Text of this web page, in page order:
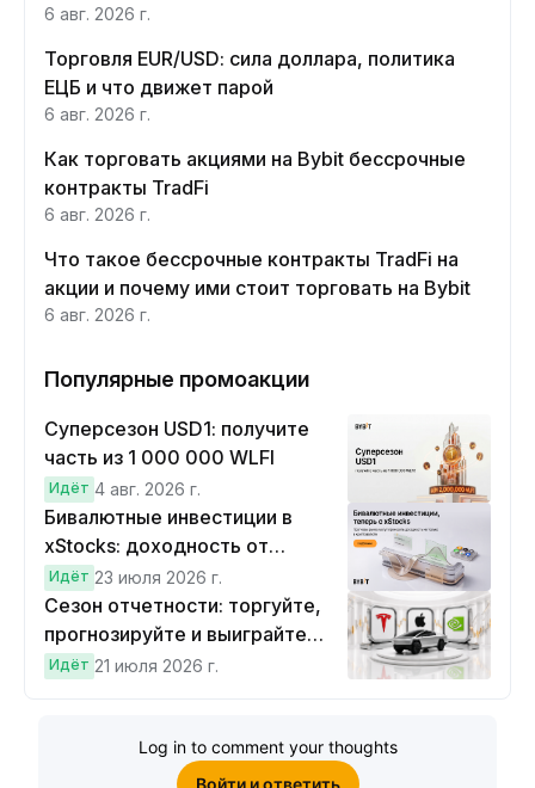
6 авг. 2026 г.
Торговля EUR/USD: сила доллара, политика
ЕЦБ и что движет парой
6 авг. 2026 г.
Как торговать акциями на Bybit бессрочные
контракты TradFi
6 авг. 2026 г.
Что такое бессрочные контракты TradFi на
акции и почему ими стоит торговать на Bybit
6 авг. 2026 г.
Популярные промоакции
Суперсезон USD1: получите
часть из 1 000 000 WLFI
Идёт 4 авг. 2026 г.
Бивалютные инвестиции в
xStocks: доходность от
прогнозов
Идёт 23 июля 2026 г.
Сезон отчетности: торгуйте,
прогнозируйте и выиграйте
Cybertruck!
Идёт 21 июля 2026 г.
Log in to comment your thoughts
Войти и ответить